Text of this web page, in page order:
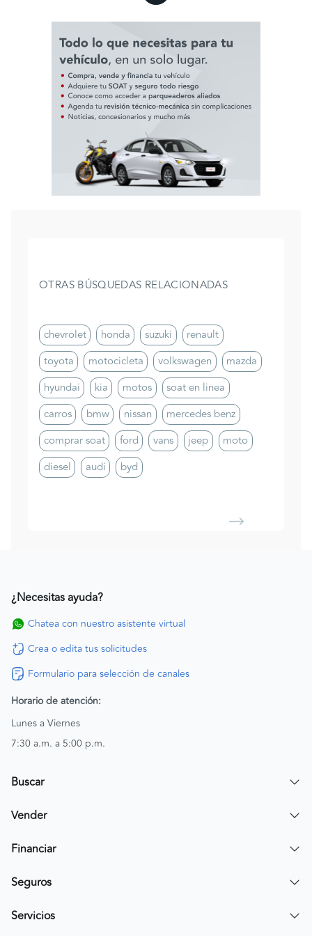
OTRAS BÚSQUEDAS RELACIONADAS
chevrolet honda suzuki
renault
toyota
motocicleta volkswagen
mazda
hyundai
kia motos
soat en linea
carros
bmw nissan
mercedes benz
comprar soat
ford vans jeep
moto
diesel
audi byd
¿Necesitas ayuda?
Chatea con nuestro asistente virtual
Crea o edita tus solicitudes
Formulario para selección de canales
Horario de atención:
Lunes a Viernes
7:30 a.m. a 5:00 p.m.
Buscar
Encuentra un carro
Vender
Publicar mi vehículo
Financiar
Simular crédito
Seguros
Compra tu SOAT
Servicios